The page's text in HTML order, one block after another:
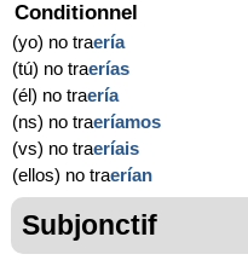
Conditionnel
(yo) no traería
(tú) no traerías
(él) no traería
(ns) no traeríamos
(vs) no traeríais
(ellos) no traerían
Subjonctif